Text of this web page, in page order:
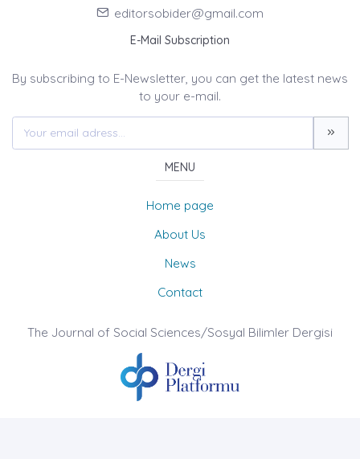
editorsobider@gmail.com
E-Mail Subscription
By subscribing to E-Newsletter, you can get the latest news
to your e-mail.
MENU
Home page
About Us
News
Contact
The Journal of Social Sciences/Sosyal Bilimler Dergisi